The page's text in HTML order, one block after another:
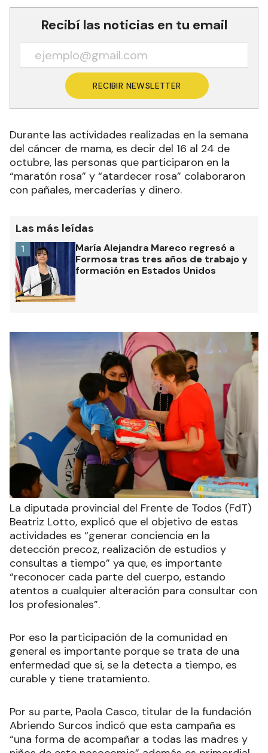
Recibí las noticias en tu email
RECIBIR NEWSLETTER
Durante las actividades realizadas en la semana
del cáncer de mama, es decir del 16 al 24 de
octubre, las personas que participaron en la
“maratón rosa” y “atardecer rosa” colaboraron
con pañales, mercaderías y dinero.
Las más leídas
María Alejandra Mareco regresó a
Formosa tras tres años de trabajo y
formación en Estados Unidos
1
La diputada provincial del Frente de Todos (FdT)
Beatriz Lotto, explicó que el objetivo de estas
actividades es “generar conciencia en la
detección precoz, realización de estudios y
consultas a tiempo” ya que, es importante
“reconocer cada parte del cuerpo, estando
atentos a cualquier alteración para consultar con
los profesionales”.
Por eso la participación de la comunidad en
general es importante porque se trata de una
enfermedad que si, se la detecta a tiempo, es
curable y tiene tratamiento.
Por su parte, Paola Casco, titular de la fundación
Abriendo Surcos indicó que esta campaña es
“una forma de acompañar a todas las madres y